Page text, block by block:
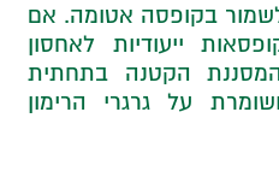
בקופסה אטומה. אם
ייעודיות לאחסון
הקטנה בתחתית
על גרגרי הרימון